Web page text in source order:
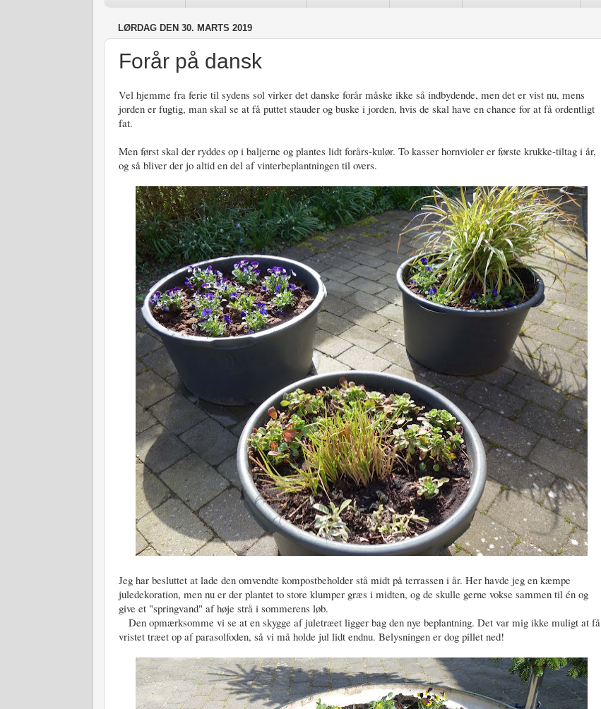
LØRDAG DEN 30. MARTS 2019
Forår på dansk
Vel hjemme fra ferie til sydens sol virker det danske forår måske ikke så indbydende, men det er vist nu, mens
jorden er fugtig, man skal se at få puttet stauder og buske i jorden, hvis de skal have en chance for at få ordentligt
fat.
Men først skal der ryddes op i baljerne og plantes lidt forårs-kulør. To kasser hornvioler er første krukke-tiltag i år,
og så bliver der jo altid en del af vinterbeplantningen til overs.
Jeg har besluttet at lade den omvendte kompostbeholder stå midt på terrassen i år. Her havde jeg en kæmpe
juledekoration, men nu er der plantet to store klumper græs i midten, og de skulle gerne vokse sammen til én og
give et "springvand" af høje strå i sommerens løb.
Den opmærksomme vi se at en skygge af juletræet ligger bag den nye beplantning. Det var mig ikke muligt at få
vristet træet op af parasolfoden, så vi må holde jul lidt endnu. Belysningen er dog pillet ned!